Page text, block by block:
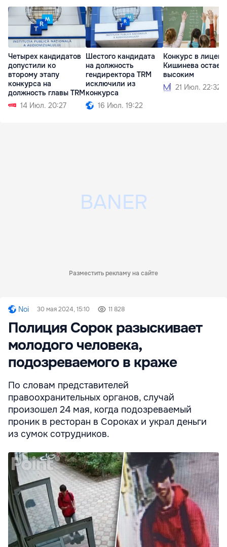
Четырех кандидатов
допустили ко
второму этапу
конкурса на
должность главы TRM
14 Июл. 20:27
Шестого кандидата
на должность
гендиректора TRM
исключили из
конкурса
16 Июл. 19:22
Конкурс в лицеи
Кишинева
высоким
21 Июл. 22:32
Разместить рекламу на сайте
Noi 30 мая 2024, 15:10 11 828
Полиция Сорок разыскивает
молодого человека,
подозреваемого в краже
По словам представителей
правоохранительных органов, случай
произошел 24 мая, когда подозреваемый
проник в ресторан в Сороках и украл деньги
из сумок сотрудников.